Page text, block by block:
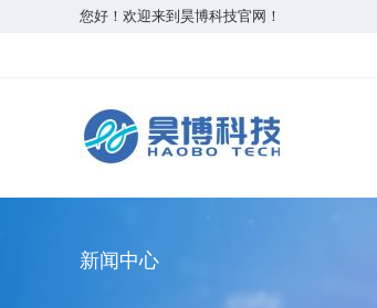
您好！欢迎来到昊博科技官网！
新闻中心